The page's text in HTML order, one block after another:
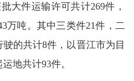
大件运输许可共计269件，
万吨。其中三类件21件，二
的共计8件，以晋江市为目
地共计93件。